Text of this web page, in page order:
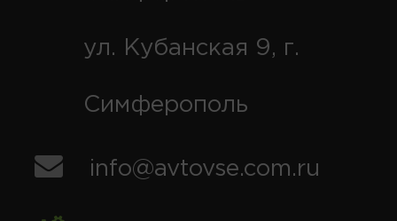
ул. Кубанская 9, г.
Симферополь
info@avtovse.com.ru